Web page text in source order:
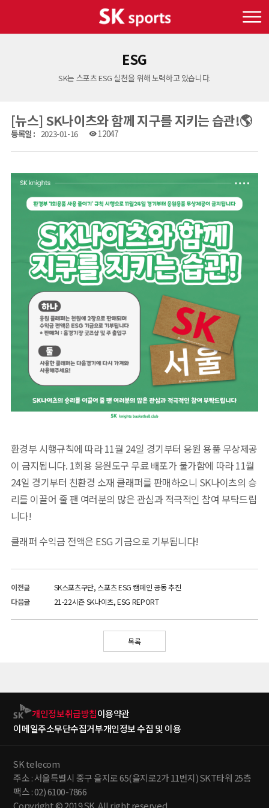
ESG
SK는 스포츠 ESG 실천을 위해 노력하고 있습니다.
[뉴스] SK나이츠와 함께 지구를 지키는 습관!🌎
등록일 : 2023-01-16 visibility 12047
환경부 시행규칙에 따라 11월 24일 경기부터 응원 용품 무상제공
이 금지됩니다. 1회용 응원도구 무료 배포가 불가함에 따라 11월
24일 경기부터 친환경 소재 클래퍼를 판매하오니 SK나이츠의 승
리를 이끌어 줄 팬 여러분의 많은 관심과 적극적인 참여 부탁드립
니다!
클래퍼 수익금 전액은 ESG 기금으로 기부됩니다!
이전글
SK스포츠구단, 스포츠 ESG 캠페인 공동 추진
다음글
21-22시즌 SK나이츠, ESG REPORT
목록
개인정보취급방침이용약관
이메일주소무단수집거부개인정보 수집 및 이용
SK telecom
주소 : 서울특별시 중구 을지로 65(을지로2가 11번지) SKT타워 25층
팩스 : 02) 6100-7866